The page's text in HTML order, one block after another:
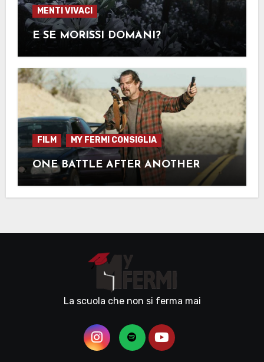
MENTI VIVACI
E SE MORISSI DOMANI?
FILM MY FERMI CONSIGLIA
ONE BATTLE AFTER ANOTHER
La scuola che non si ferma mai